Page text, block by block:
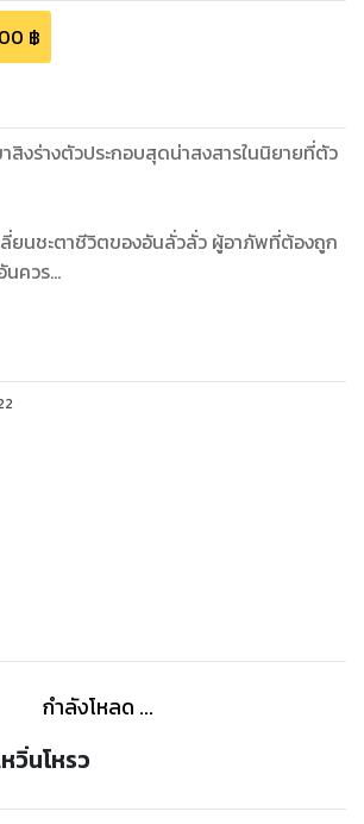
฿
สิงร่างตัวประกอบสุดน่าสงสารในนิยายที่ตัว
ลี่ยนชะตาชีวิตของอันลั่วลั่ว ผู้อาภัพที่ต้องถูก
นควร
จะตายซ้ำสองไม่ได้เป็นอันขาด
ยพี่ชายของอันลั่วลั่วให้รอดพ้นกลอุบาย
ให้ต้องพินาศ
ะหาโอกาสเกาะติดพี่ชาย
อกดันจับมือแท็กทีมกันเพื่อทำลายชื่อเสียง
กำลังโหลด ...
วิ่นโหรว